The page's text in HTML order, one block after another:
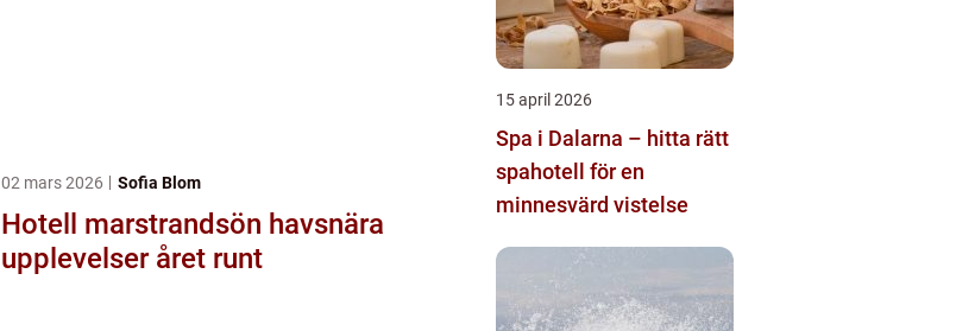
02 mars 2026 Sofia Blom
Hotell marstrandsön havsnära
upplevelser året runt
15 april 2026
Spa i Dalarna – hitta rätt
spahotell för en
minnesvärd vistelse